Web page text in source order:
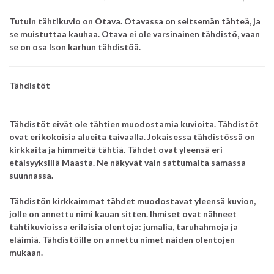
Tutuin tähtikuvio on Otava. Otavassa on seitsemän tähteä, ja
se muistuttaa kauhaa. Otava ei ole varsinainen tähdistö, vaan
se on osa Ison karhun tähdistöä.
Tähdistöt
Tähdistöt eivät ole tähtien muodostamia kuvioita. Tähdistöt
ovat erikokoisia alueita taivaalla. Jokaisessa tähdistössä on
kirkkaita ja himmeitä tähtiä. Tähdet ovat yleensä eri
etäisyyksillä Maasta. Ne näkyvät vain sattumalta samassa
suunnassa.
Tähdistön kirkkaimmat tähdet muodostavat yleensä kuvion,
jolle on annettu nimi kauan sitten. Ihmiset ovat nähneet
tähtikuvioissa erilaisia olentoja: jumalia, taruhahmoja ja
eläimiä. Tähdistöille on annettu nimet näiden olentojen
mukaan.